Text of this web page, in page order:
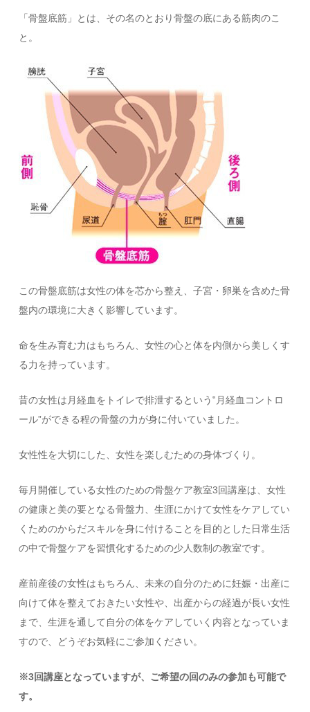
「骨盤底筋」とは、その名のとおり骨盤の底にある筋肉のこ
と。
この骨盤底筋は女性の体を芯から整え、子宮・卵巣を含めた骨
盤内の環境に大きく影響しています。
命を生み育む力はもちろん、女性の心と体を内側から美しくす
る力を持っています。
昔の女性は月経血をトイレで排泄するという‟月経血コントロ
ール”ができる程の骨盤の力が身に付いていました。
女性性を大切にした、女性を楽しむための身体づくり。
毎月開催している女性のための骨盤ケア教室3回講座は、女性
の健康と美の要となる骨盤力、生涯にかけて女性をケアしてい
くためのからだスキルを身に付けることを目的とした日常生活
の中で骨盤ケアを習慣化するための少人数制の教室です。
産前産後の女性はもちろん、未来の自分のために妊娠・出産に
向けて体を整えておきたい女性や、出産からの経過が長い女性
まで、生涯を通して自分の体をケアしていく内容となっていま
すので、どうぞお気軽にご参加ください。
※3回講座となっていますが、ご希望の回のみの参加も可能で
す。